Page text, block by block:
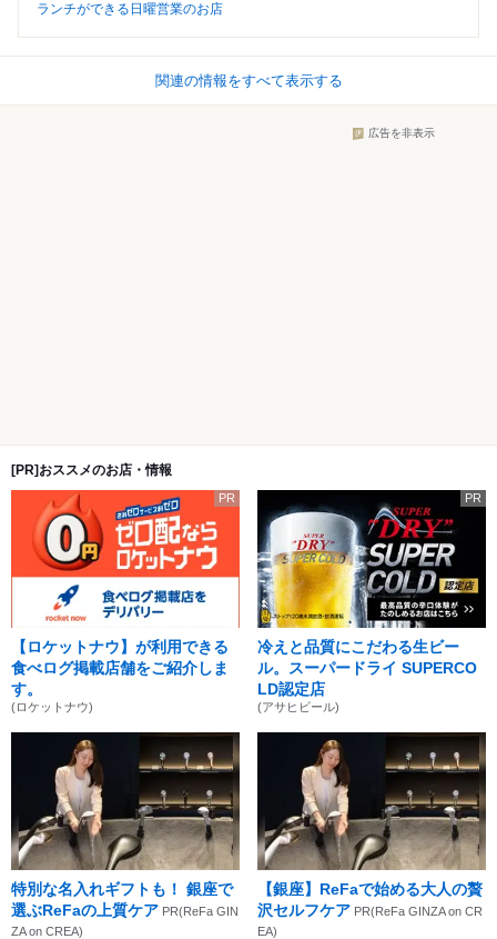
ランチができる日曜営業のお店
関連の情報をすべて表示する
広告を非表示
[PR]おススメのお店・情報
PR
【ロケットナウ】が利用できる
食べログ掲載店舗をご紹介しま
す。
(ロケットナウ)
PR
冷えと品質にこだわる生ビー
ル。スーパードライ SUPERCO
LD認定店
(アサヒビール)
特別な名入れギフトも！ 銀座で
選ぶReFaの上質ケア PR(ReFa GIN
ZA on CREA)
【銀座】ReFaで始める大人の贅
沢セルフケア PR(ReFa GINZA on CR
EA)